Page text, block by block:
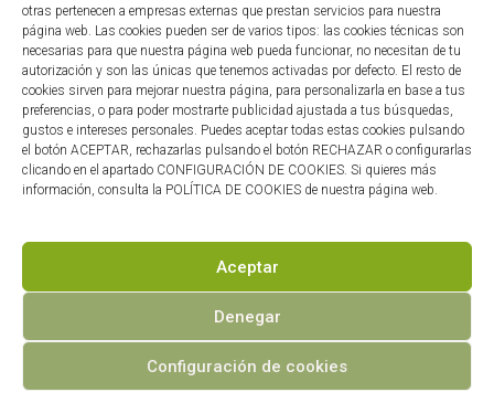
otras pertenecen a empresas externas que prestan servicios para nuestra
página web. Las cookies pueden ser de varios tipos: las cookies técnicas son
necesarias para que nuestra página web pueda funcionar, no necesitan de tu
autorización y son las únicas que tenemos activadas por defecto. El resto de
cookies sirven para mejorar nuestra página, para personalizarla en base a tus
preferencias, o para poder mostrarte publicidad ajustada a tus búsquedas,
gustos e intereses personales. Puedes aceptar todas estas cookies pulsando
el botón ACEPTAR, rechazarlas pulsando el botón RECHAZAR o configurarlas
clicando en el apartado CONFIGURACIÓN DE COOKIES. Si quieres más
información, consulta la POLÍTICA DE COOKIES de nuestra página web.
Aceptar
Denegar
Configuración de cookies
© 2026 Cactus Colección • Desarrollado porSynapse
Euphorbia tithymaloides 7,50€ El
6,75 €El